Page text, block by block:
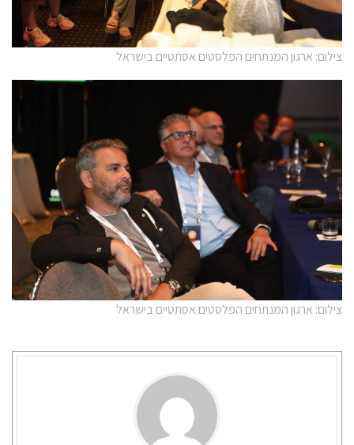
צילום: ארגון המנתחים הפלסטים אסתטיים בישראל
צילום: ארגון המנתחים הפלסטים אסתטיים בישראל